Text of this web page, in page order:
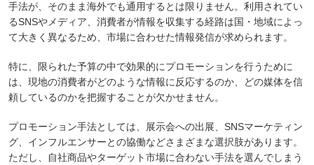
手法が、そのまま海外でも通用するとは限りません。利用されてい
るSNSやメディア、消費者が情報を収集する経路は国・地域によっ
て大きく異なるため、市場に合わせた情報発信が求められます。
特に、限られた予算の中で効果的にプロモーションを行うために
は、現地の消費者がどのような情報に反応するのか、どの媒体を信
頼しているのかを把握することが欠かせません。
プロモーション手法としては、展示会への出展、SNSマーケティン
グ、インフルエンサーとの協働などさまざまな選択肢があります。
ただし、自社商品やターゲット市場に合わない手法を選んでしまう